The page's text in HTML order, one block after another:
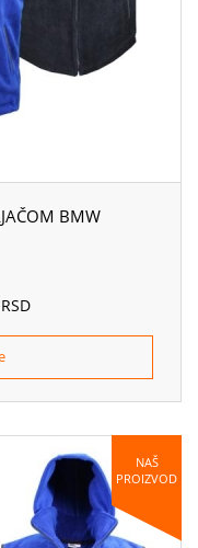
BMW
RSD
NAŠ
PROIZVOD